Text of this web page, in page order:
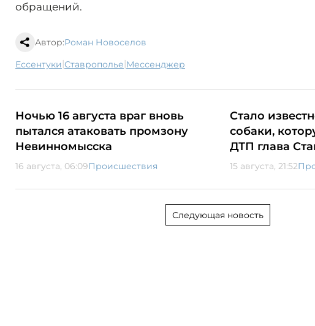
обращений.
Автор:Роман Новоселов
Ессентуки| Ставрополье| мессенджер
Ночью 16 августа враг вновь
пытался атаковать промзону
Невинномысска
16 августа, 06:09Происшествия
Стало
собаки,
ДТП глава
15 августа, 21:52
Следующая новость